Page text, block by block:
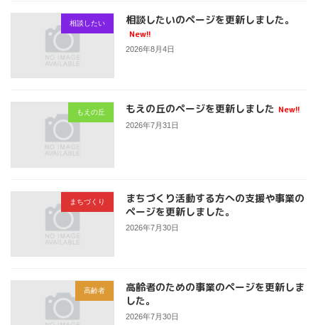
相談したい 相談したいのページを更新しました。
New!!
2026年8月4日
もえの丘 もえの丘のページを更新しました New!!
2026年7月31日
まちづくり
まちづくり活動する方への支援や事業の
ページを更新しました。
2026年7月30日
高齢者
高齢者のための事業のページを更新しま
した。
2026年7月30日